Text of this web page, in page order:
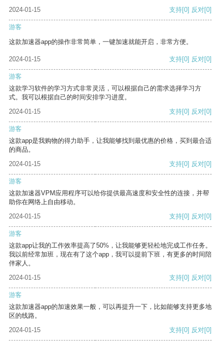
2024-01-15
支持[0] 反对[0]
游客
这款加速器app的操作非常简单，一键加速就能开启，非常方便。
2024-01-15 支持[0] 反对[0]
游客
这款学习软件的学习方式非常灵活，可以根据自己的需求选择学习方
式。我可以根据自己的时间安排学习进度。
2024-01-15
支持[0] 反对[0]
游客
这款app是我购物的得力助手，让我能够找到最优惠的价格，买到最合适
的商品。
2024-01-15
支持[0] 反对[0]
游客
这款加速器VPM应用程序可以给你提供最高速度和安全性的连接，并帮
助你在网络上自由移动。
2024-01-15
支持[0] 反对[0]
游客
这款app让我的工作效率提高了50%，让我能够更轻松地完成工作任务。
我以前经常加班，现在有了这个app，我可以提前下班，有更多的时间陪
伴家人。
2024-01-15
支持[0] 反对[0]
游客
这款加速器app的加速效果一般，可以再提升一下，比如能够支持更多地
区的线路。
2024-01-15
支持[0] 反对[0]